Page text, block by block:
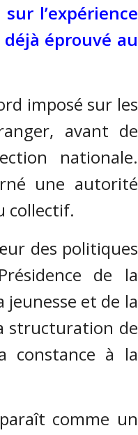
l’expérience
éprouvé au
imposé sur les
avant de
nationale.
une autorité
collectif.
des politiques
de la
et de la
structuration de
constance à la
comme un